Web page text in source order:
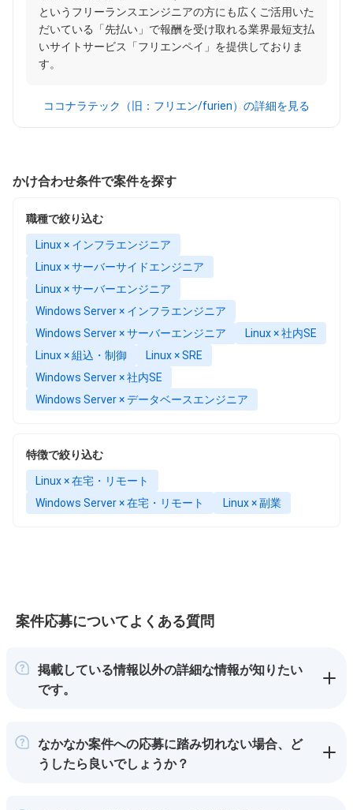
というフリーランスエンジニアの方にも広くご活用いた
だいている「先払い」で報酬を受け取れる業界最短支払
いサイトサービス「フリエンペイ」を提供しておりま
す。
ココナラテック（旧：フリエン/furien）の詳細を見る
かけ合わせ条件で案件を探す
職種で絞り込む
Linux × インフラエンジニア
Linux × サーバーサイドエンジニア
Linux × サーバーエンジニア
Windows Server × インフラエンジニア
Windows Server × サーバーエンジニア
Linux × 社内SE
Linux × 組込・制御
Linux × SRE
Windows Server × 社内SE
Windows Server × データベースエンジニア
特徴で絞り込む
Linux × 在宅・リモート
Windows Server × 在宅・リモート
Linux × 副業
案件応募についてよくある質問
掲載している情報以外の詳細な情報が知りたい
です。
なかなか案件への応募に踏み切れない場合、ど
うしたら良いでしょうか？